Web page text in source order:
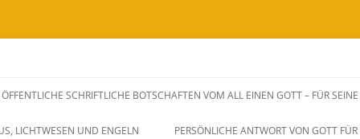
ÖFFENTLICHE SCHRIFTLICHE BOTSCHAFTEN VOM ALL EINEN GOTT – FÜR
LICHTWESEN UND ENGELN PERSÖNLICHE ANTWORT VON GOTT